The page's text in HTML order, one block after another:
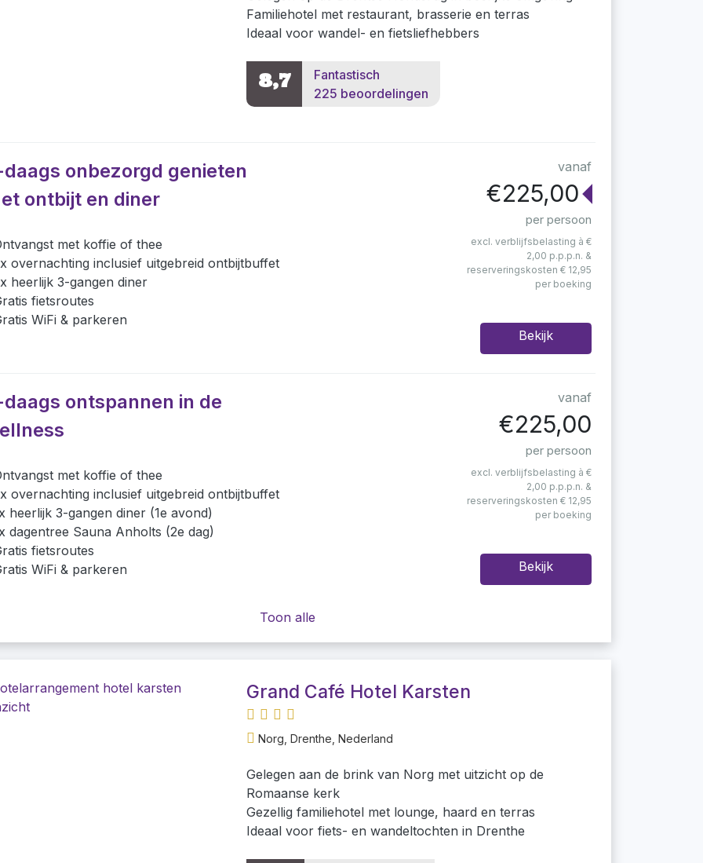
Familiehotel met restaurant, brasserie en terras
Ideaal voor wandel- en fietsliefhebbers
8,7
Fantastisch
225 beoordelingen
onbezorgd genieten
ontbijt en diner
vanaf
€225,00
per persoon
met koffie of thee
overnachting inclusief uitgebreid ontbijtbuffet
heerlijk 3-gangen diner
fietsroutes
WiFi & parkeren
excl. verblijfsbelasting à €
2,00 p.p.p.n. &
reserveringskosten € 12,95
per boeking
Bekijk
ontspannen in de
vanaf
€225,00
per persoon
met koffie of thee
overnachting inclusief uitgebreid ontbijtbuffet
heerlijk 3-gangen diner (1e avond)
dagentree Sauna Anholts (2e dag)
fietsroutes
WiFi & parkeren
excl. verblijfsbelasting à €
2,00 p.p.p.n. &
reserveringskosten € 12,95
per boeking
Bekijk
Toon alle
Grand Café Hotel Karsten
Norg, Drenthe, Nederland
Gelegen aan de brink van Norg met uitzicht op de
Romaanse kerk
Gezellig familiehotel met lounge, haard en terras
Ideaal voor fiets- en wandeltochten in Drenthe